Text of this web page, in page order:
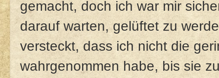
gemacht, doch ich war mir
darauf warten, gelüftet zu
versteckt, dass ich nicht die
wahrgenommen habe, bis sie